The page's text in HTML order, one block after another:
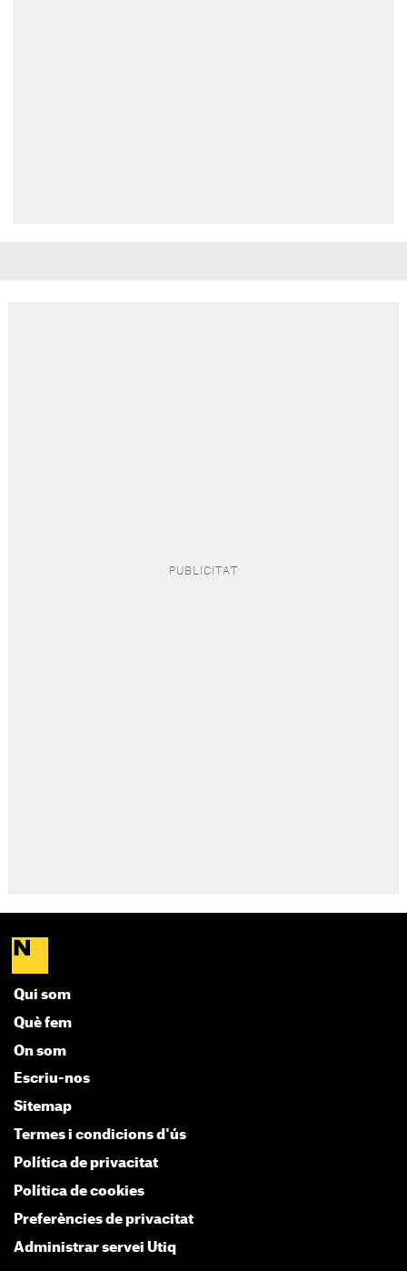
Qui som
Què fem
On som
Escriu-nos
Sitemap
Termes i condicions d'ús
Política de privacitat
Política de cookies
Preferències de privacitat
Administrar servei Utiq